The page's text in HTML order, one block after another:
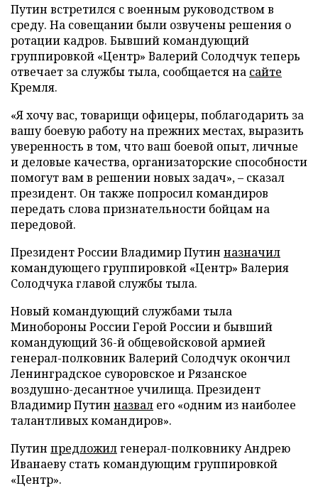
Путин встретился с военным руководством в
среду. На совещании были озвучены решения о
ротации кадров. Бывший командующий
группировкой «Центр» Валерий Солодчук теперь
отвечает за службы тыла, сообщается на сайте
Кремля.
«Я хочу вас, товарищи офицеры, поблагодарить за
вашу боевую работу на прежних местах, выразить
уверенность в том, что ваш боевой опыт, личные
и деловые качества, организаторские способности
помогут вам в решении новых задач», – сказал
президент. Он также попросил командиров
передать слова признательности бойцам на
передовой.
Президент России Владимир Путин назначил
командующего группировкой «Центр» Валерия
Солодчука главой службы тыла.
Новый командующий службами тыла
Минобороны России Герой России и бывший
командующий 36-й общевойсковой армией
генерал-полковник Валерий Солодчук окончил
Ленинградское суворовское и Рязанское
воздушно-десантное училища. Президент
Владимир Путин назвал его «одним из наиболее
талантливых командиров».
Путин предложилгенерал-полковнику Андрею
Иванаеву стать командующим группировкой
«Центр».